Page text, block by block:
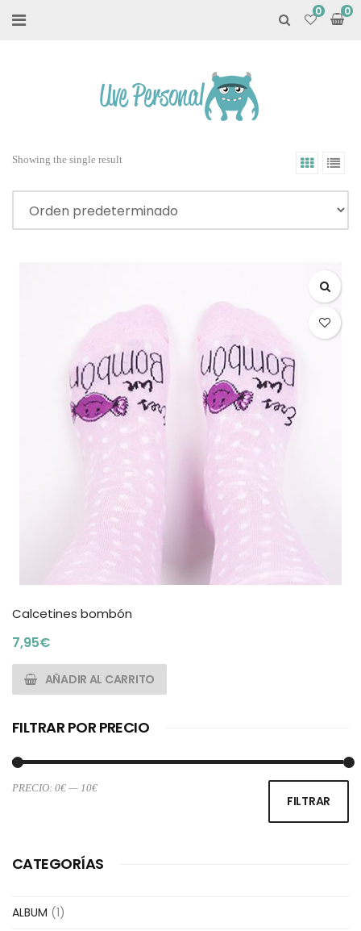
0
Showing the single result
Calcetines bombón
7,95€
AÑADIR AL CARRITO
FILTRAR POR PRECIO
FILTRAR
PRECIO: 0€ — 10€
CATEGORÍAS
ALBUM (1)